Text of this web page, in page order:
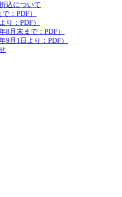
込について
：PDF）
り：PDF）
8月末まで：PDF）
9月1日より：PDF）